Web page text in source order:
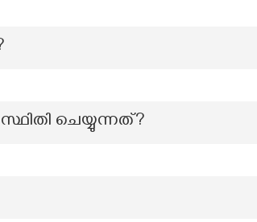
ചെയ്യുന്നത്?